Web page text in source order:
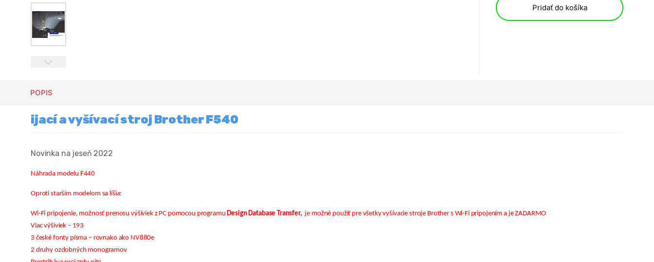
Pridať do košíka
POPIS
ijací a vyšívací stroj Brother F540
Novinka na jeseň 2022
Náhrada modelu F440
Oproti starším modelom sa líšia:
Wi-Fi pripojenie, možnosť prenosu výšiviek z PC pomocou programuDesign Database Transfer, je možné použiť pre všetky vyšívacie stroje Brother s Wi-Fi pripojením a je ZADARMO
Viac výšiviek – 193
3 české fonty písma – rovnako ako NV880e
2 druhy ozdobných monogramov